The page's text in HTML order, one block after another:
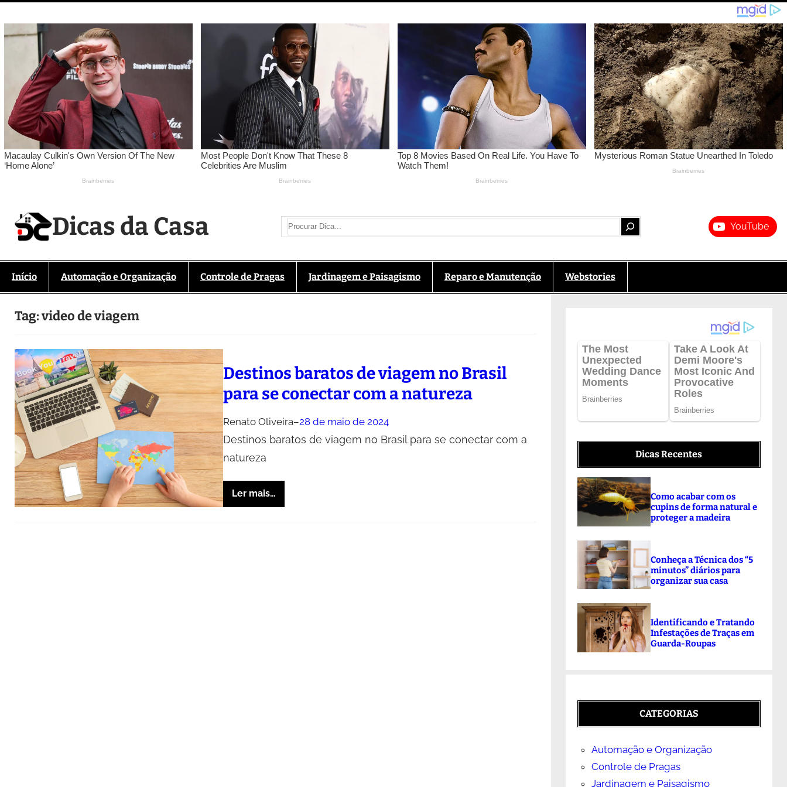
para
o
conteúdo
Dicas da Casa Search YouTube
Início Automação e Organização Controle de Pragas Jardinagem e Paisagismo Reparo e Manutenção Webstories
Tag:video de viagem
Destinos baratos de viagem no Brasil
para se conectar com a natureza
Renato Oliveira–28 de maio de 2024
Destinos baratos de viagem no Brasil para se conectar com a
natureza
Ler mais…
Dicas Recentes
Como acabar com os
cupins de forma natural e
proteger a madeira
Conheça a Técnica dos “5
minutos” diários para
organizar sua casa
Identificando e Tratando
Infestações de Traças em
Guarda-Roupas
CATEGORIAS
Automação e Organização
Controle de Pragas
Jardinagem e Paisagismo